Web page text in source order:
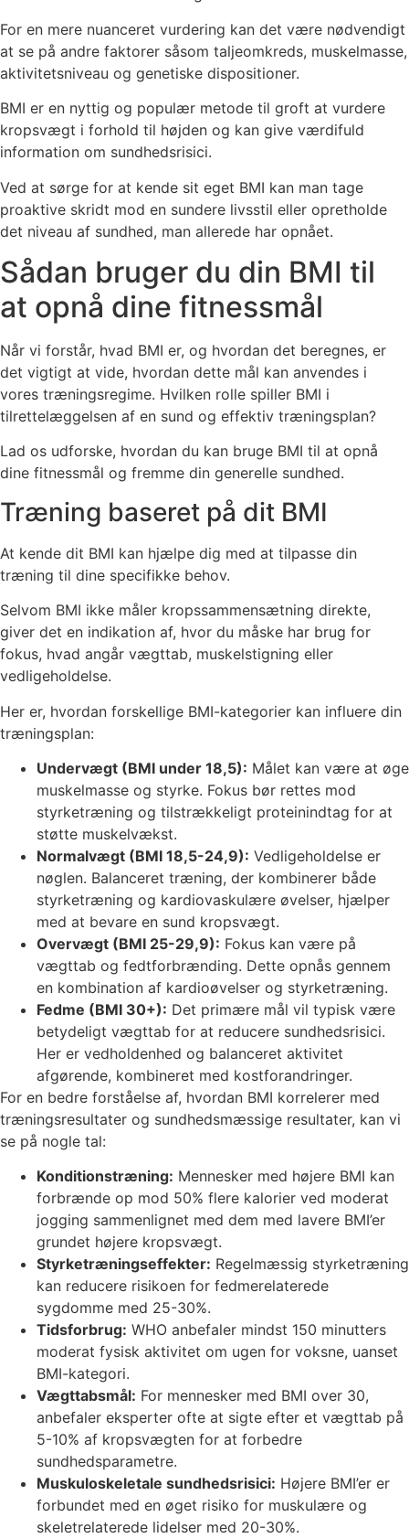
For en mere nuanceret vurdering kan det være nødvendigt
at se på andre faktorer såsom taljeomkreds, muskelmasse,
aktivitetsniveau og genetiske dispositioner.
BMI er en nyttig og populær metode til groft at vurdere
kropsvægt i forhold til højden og kan give værdifuld
information om sundhedsrisici.
Ved at sørge for at kende sit eget BMI kan man tage
proaktive skridt mod en sundere livsstil eller opretholde
det niveau af sundhed, man allerede har opnået.
Sådan bruger du din BMI til
at opnå dine fitnessmål
Når vi forstår, hvad BMI er, og hvordan det beregnes, er
det vigtigt at vide, hvordan dette mål kan anvendes i
vores træningsregime. Hvilken rolle spiller BMI i
tilrettelæggelsen af en sund og effektiv træningsplan?
Lad os udforske, hvordan du kan bruge BMI til at opnå
dine fitnessmål og fremme din generelle sundhed.
Træning baseret på dit BMI
At kende dit BMI kan hjælpe dig med at tilpasse din
træning til dine specifikke behov.
Selvom BMI ikke måler kropssammensætning direkte,
giver det en indikation af, hvor du måske har brug for
fokus, hvad angår vægttab, muskelstigning eller
vedligeholdelse.
Her er, hvordan forskellige BMI-kategorier kan influere din
træningsplan:
Undervægt (BMI under 18,5): Målet kan være at øge
muskelmasse og styrke. Fokus bør rettes mod
styrketræning og tilstrækkeligt proteinindtag for at
støtte muskelvækst.
Normalvægt (BMI 18,5-24,9): Vedligeholdelse er
nøglen. Balanceret træning, der kombinerer både
styrketræning og kardiovaskulære øvelser, hjælper
med at bevare en sund kropsvægt.
Overvægt (BMI 25-29,9): Fokus kan være på
vægttab og fedtforbrænding. Dette opnås gennem
en kombination af kardioøvelser og styrketræning.
Fedme (BMI 30+): Det primære mål vil typisk være
betydeligt vægttab for at reducere sundhedsrisici.
Her er vedholdenhed og balanceret aktivitet
afgørende, kombineret med kostforandringer.
For en bedre forståelse af, hvordan BMI korrelerer med
træningsresultater og sundhedsmæssige resultater, kan vi
se på nogle tal:
Konditionstræning: Mennesker med højere BMI kan
forbrænde op mod 50% flere kalorier ved moderat
jogging sammenlignet med dem med lavere BMI’er
grundet højere kropsvægt.
Styrketræningseffekter: Regelmæssig styrketræning
kan reducere risikoen for fedmerelaterede
sygdomme med 25-30%.
Tidsforbrug: WHO anbefaler mindst 150 minutters
moderat fysisk aktivitet om ugen for voksne, uanset
BMI-kategori.
Vægttabsmål: For mennesker med BMI over 30,
anbefaler eksperter ofte at sigte efter et vægttab på
5-10% af kropsvægten for at forbedre
sundhedsparametre.
Muskuloskeletale sundhedsrisici: Højere BMI’er er
forbundet med en øget risiko for muskulære og
skeletrelaterede lidelser med 20-30%.